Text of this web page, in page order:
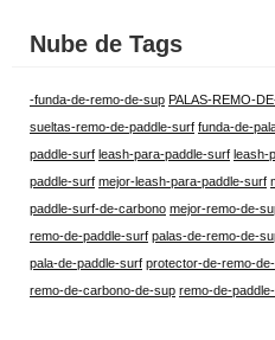
Nube de Tags
-funda-de-remo-de-sup PALAS-REMO-
sueltas-remo-de-paddle-surf funda-de-
paddle-surf leash-para-paddle-surf leash-
paddle-surf mejor-leash-para-paddle-surf
paddle-surf-de-carbono mejor-remo-de-
remo-de-paddle-surf palas-de-remo-de-
pala-de-paddle-surf protector-de-remo-
remo-de-carbono-de-sup remo-de-